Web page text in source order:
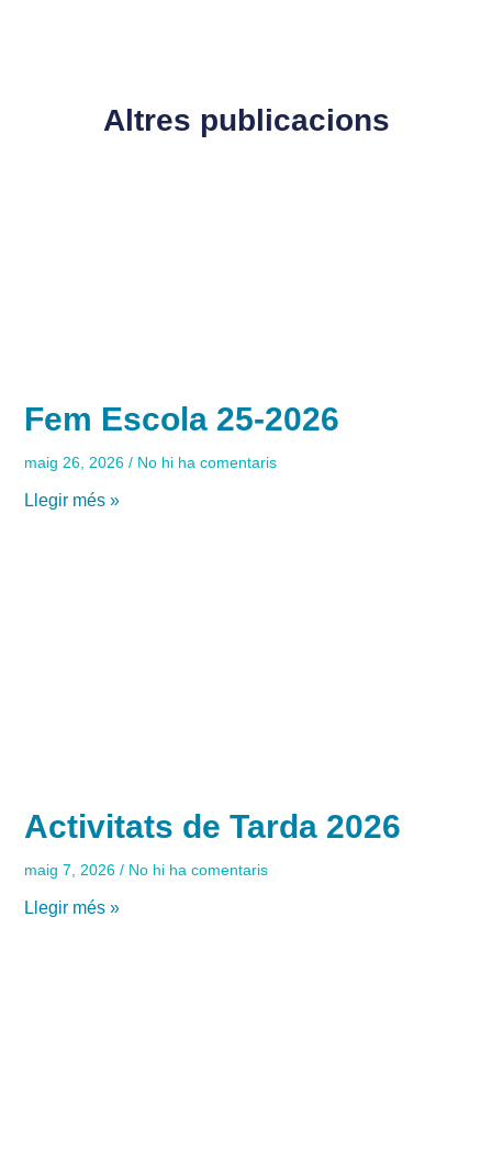
Altres publicacions
Fem Escola 25-2026
maig 26, 2026 No hi ha comentaris
Llegir més »
Activitats de Tarda 2026
maig 7, 2026 No hi ha comentaris
Llegir més »